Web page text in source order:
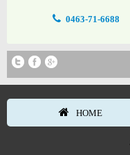
0463-71-6688
HOME